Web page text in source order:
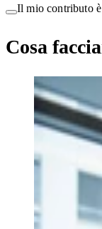
Il mio contributo
Cosa